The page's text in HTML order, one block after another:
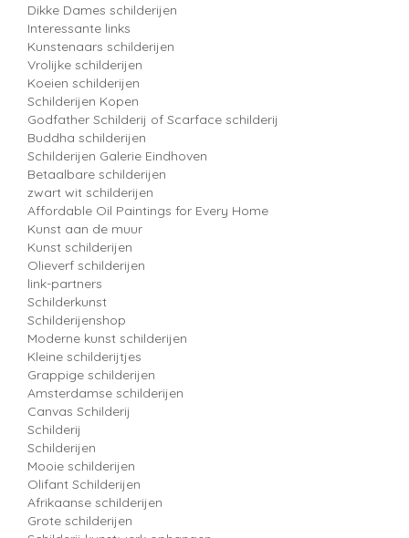
Dikke Dames schilderijen
Interessante links
Kunstenaars schilderijen
Vrolijke schilderijen
Koeien schilderijen
Schilderijen Kopen
Godfather Schilderij of Scarface schilderij
Buddha schilderijen
Schilderijen Galerie Eindhoven
Betaalbare schilderijen
zwart wit schilderijen
Affordable Oil Paintings for Every Home
Kunst aan de muur
Kunst schilderijen
Olieverf schilderijen
link-partners
Schilderkunst
Schilderijenshop
Moderne kunst schilderijen
Kleine schilderijtjes
Grappige schilderijen
Amsterdamse schilderijen
Canvas Schilderij
Schilderij
Schilderijen
Mooie schilderijen
Olifant Schilderijen
Afrikaanse schilderijen
Grote schilderijen